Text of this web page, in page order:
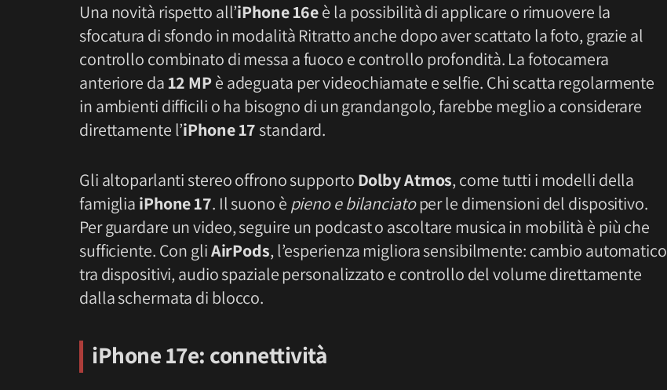
Una novità rispetto all’iPhone 16eè la possibilità di applicare o rimuovere la
sfocatura di sfondo in modalità Ritratto anche dopo aver scattato la foto, grazie al
controllo combinato di messa a fuoco e controllo profondità. La fotocamera
anteriore da12 MPè adeguata per videochiamate e selfie. Chi scatta regolarmente
in ambienti difficili o ha bisogno di un grandangolo, farebbe meglio a considerare
direttamente l’iPhone 17standard.
Gli altoparlanti stereo offrono supporto Dolby Atmos, come tutti i modelli della
famiglia iPhone 17. Il suono è pieno e bilanciatoper le dimensioni del dispositivo.
Per guardare un video, seguire un podcast o ascoltare musica in mobilità è più che
sufficiente. Con gliAirPods, l’esperienza migliora sensibilmente: cambio automatico
tra dispositivi, audio spaziale personalizzato e controllo del volume direttamente
dalla schermata di blocco.
iPhone 17e: connettività